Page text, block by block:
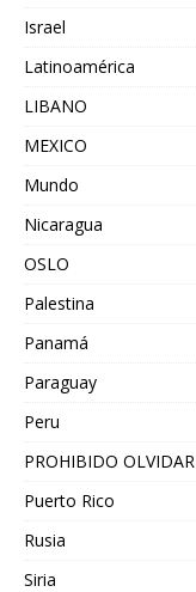
Israel
Latinoamérica
LIBANO
MEXICO
Mundo
Nicaragua
OSLO
Palestina
Panamá
Paraguay
Peru
PROHIBIDO OLVIDAR
Puerto Rico
Rusia
Siria